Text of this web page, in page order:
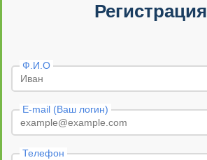
Регистрация
Ф.И.О
E-mail (Ваш логин)
Телефон